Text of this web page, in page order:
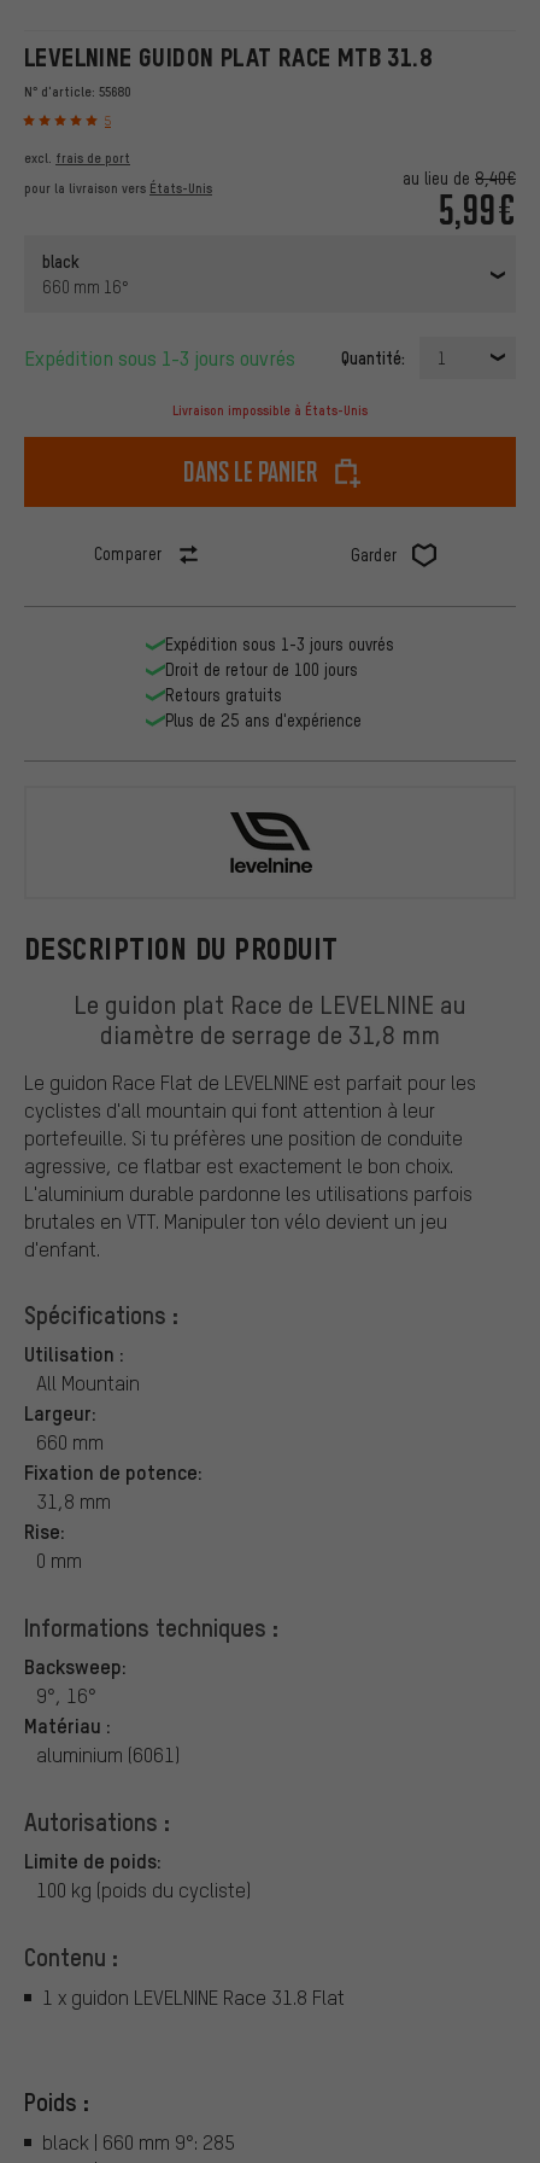
LEVELNINE GUIDON PLAT RACE MTB 31.8
N° d'article: 55680
5
au lieu de 8,40€
5,99€
excl. frais de port
pour la livraison vers États-Unis
black
660 mm 16°
Expédition sous 1-3 jours ouvrés Quantité: 1
Livraison impossible à États-Unis
dans le panier
Comparer Garder
DESCRIPTION DU PRODUIT
Le guidon plat Race de LEVELNINE au
diamètre de serrage de 31,8 mm
Le guidon Race Flat de LEVELNINE est parfait pour les
cyclistes d'all mountain qui font attention à leur
portefeuille. Si tu préfères une position de conduite
agressive, ce flatbar est exactement le bon choix.
L'aluminium durable pardonne les utilisations parfois
brutales en VTT. Manipuler ton vélo devient un jeu
d'enfant.
Spécifications :
Utilisation :
All Mountain
Largeur:
660 mm
Fixation de potence:
31,8 mm
Rise:
0 mm
Informations techniques :
Backsweep:
9°, 16°
Matériau :
aluminium (6061)
Autorisations :
Limite de poids:
100 kg (poids du cycliste)
Contenu :
1 x guidon LEVELNINE Race 31.8 Flat
Poids :
black | 660 mm 9°: 285
Expédition sous 1-3 jours ouvrés
Droit de retour de 100 jours
Retours gratuits
Plus de 25 ans d'expérience